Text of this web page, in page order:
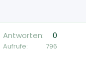
Antworten 0
Aufrufe 796